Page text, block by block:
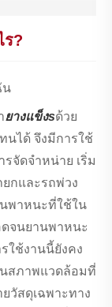
ร?
น
ยางแข็งsด้วย
นได้ จึงมีการใช้
จัดจำหน่าย เริ่ม
กและรถพ่วง
พาหนะที่ใช้ใน
ดจนยานพาหนะ
ใช้งานนี้ยังคง
นสภาพแวดล้อมที่
วัสดุเฉพาะทาง